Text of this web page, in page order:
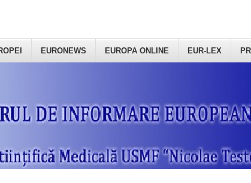
EURONEWS EUROPA ONLINE EUR-LEX